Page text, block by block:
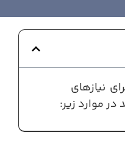
نیازهای
موارد زیر: